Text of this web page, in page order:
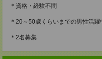
＊資格・経験不問
＊20～50歳くらいまでの男性活躍
＊2名募集